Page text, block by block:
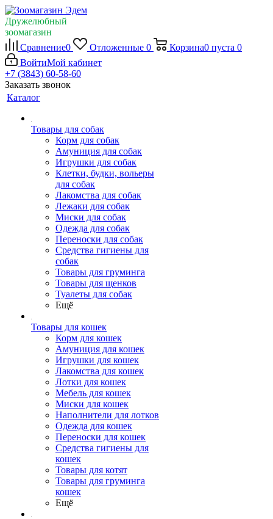
Дружелюбный
зоомагазин
Сравнение0 Отложенные 0 Корзина0 пуста 0
ВойтиМой кабинет
+7 (3843) 60-58-60
Заказать звонок
Каталог
Товары для собак
Корм для собак
Амуниция для собак
Игрушки для собак
Клетки, будки, вольеры
для собак
Лакомства для собак
Лежаки для собак
Миски для собак
Одежда для собак
Переноски для собак
Средства гигиены для
собак
Товары для груминга
Товары для щенков
Туалеты для собак
Ещё
Товары для кошек
Корм для кошек
Амуниция для кошек
Игрушки для кошек
Лакомства для кошек
Лотки для кошек
Мебель для кошек
Миски для кошек
Наполнители для лотков
Одежда для кошек
Переноски для кошек
Средства гигиены для
кошек
Товары для котят
Товары для груминга
кошек
Ещё